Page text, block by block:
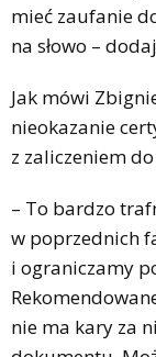
mieć zaufanie
na słowo –
Jak mówi
nieokazanie
z zaliczeniem
– To bardzo
w poprzednich
i ograniczamy
nie ma kary za